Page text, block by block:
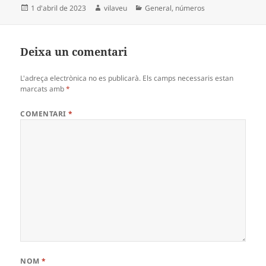
Publicat
1 d'abril de 2023 Autor
vilaveu Categories
General, números
Deixa un comentari
L'adreça electrònica no es publicarà. Els camps necessaris estan
marcats amb*
COMENTARI*
NOM*